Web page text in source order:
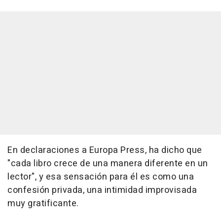
En declaraciones a Europa Press, ha dicho que
"cada libro crece de una manera diferente en un
lector", y esa sensación para él es como una
confesión privada, una intimidad improvisada
muy gratificante.